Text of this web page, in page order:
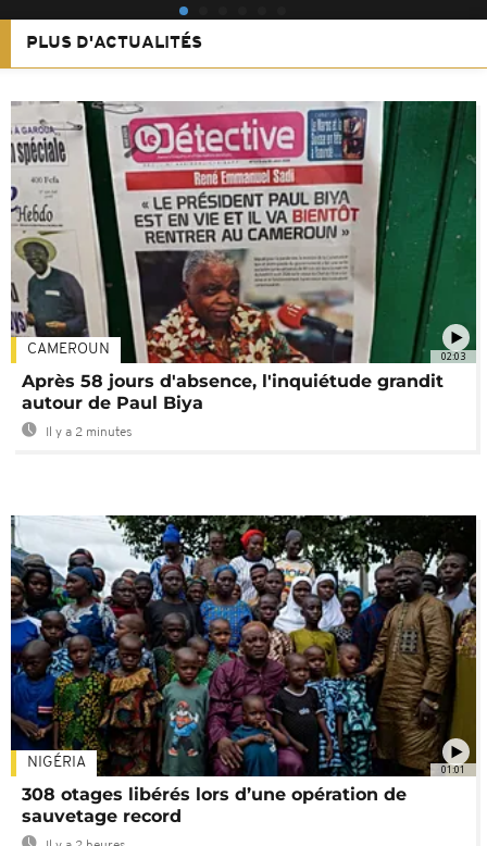
PLUS D'ACTUALITÉS
02:03
CAMEROUN
Après 58 jours d'absence, l'inquiétude grandit
autour de Paul Biya
Il y a 2 minutes
01:01
NIGÉRIA
308 otages libérés lors d’une opération de
sauvetage record